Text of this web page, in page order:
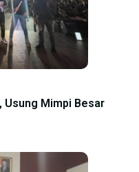
Usung Mimpi Besar